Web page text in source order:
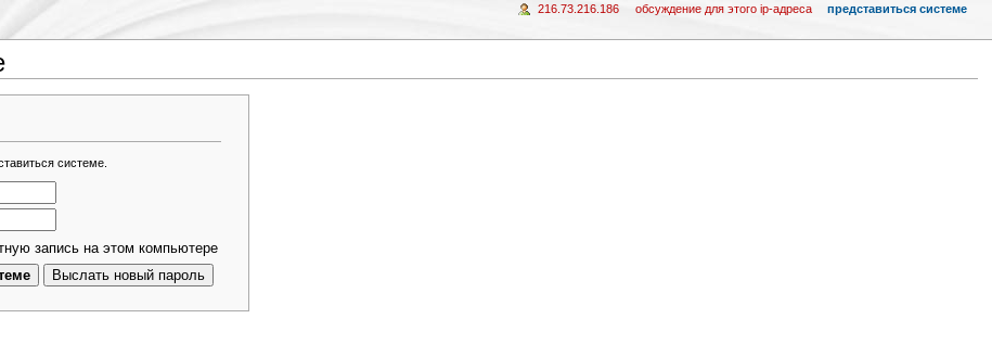
системе.
запись на этом компьютере
216.73.216.186 обсуждение для этого ip-адреса представиться системе